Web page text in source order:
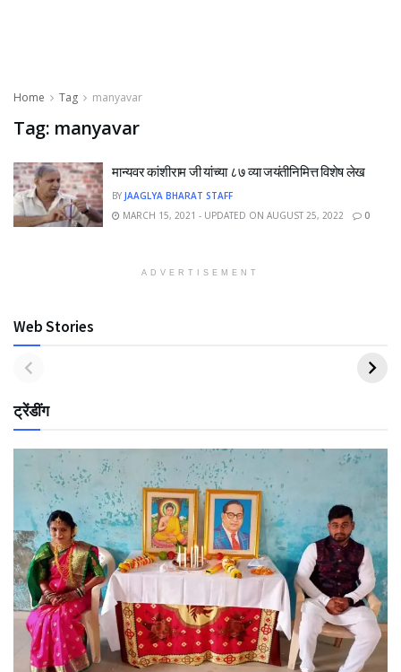
Home Tag manyavar
Tag: manyavar
मान्यवर कांशीराम जी यांच्या ८७ व्या जयंतीनिमित्त विशेष लेख
BY JAAGLYA BHARAT STAFF
MARCH 15, 2021 - UPDATED ON AUGUST 25, 2022
0
ADVERTISEMENT
Web Stories
ट्रेंडींग